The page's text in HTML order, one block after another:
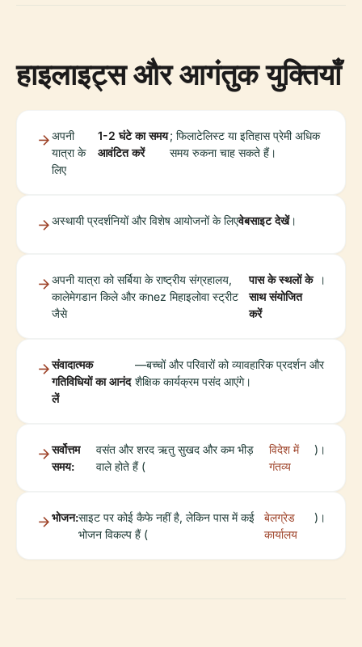
हाइलाइट्स और आगंतुक युक्तियाँ
अपनी
यात्रा के
लिए
1-2 घंटे का समय
आवंटित करें
; फिलाटेलिस्ट या इतिहास प्रेमी अधिक
समय रुकना चाह सकते हैं।
अस्थायी प्रदर्शनियों और विशेष आयोजनों के लिएवेबसाइट देखें।
अपनी यात्रा को सर्बिया के राष्ट्रीय संग्रहालय,
कालेमेगडान किले और कnez मिहाइलोवा स्ट्रीट
जैसे
पास के स्थलों के
साथ संयोजित
करें
।
संवादात्मक
गतिविधियों का आनंद
लें
—बच्चों और परिवारों को व्यावहारिक प्रदर्शन और
शैक्षिक कार्यक्रम पसंद आएंगे।
सर्वोत्तम
समय:
वसंत और शरद ऋतु सुखद और कम भीड़
वाले होते हैं (
विदेश में
गंतव्य
)।
भोजन:साइट पर कोई कैफे नहीं है, लेकिन पास में कई
भोजन विकल्प हैं (
बेलग्रेड
कार्यालय
)।